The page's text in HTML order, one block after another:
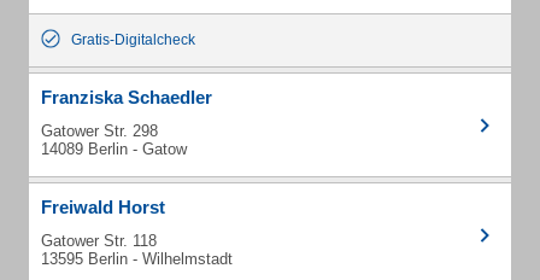
Gratis-Digitalcheck
Franziska Schaedler
Gatower Str. 298
14089 Berlin - Gatow
Freiwald Horst
Gatower Str. 118
13595 Berlin - Wilhelmstadt